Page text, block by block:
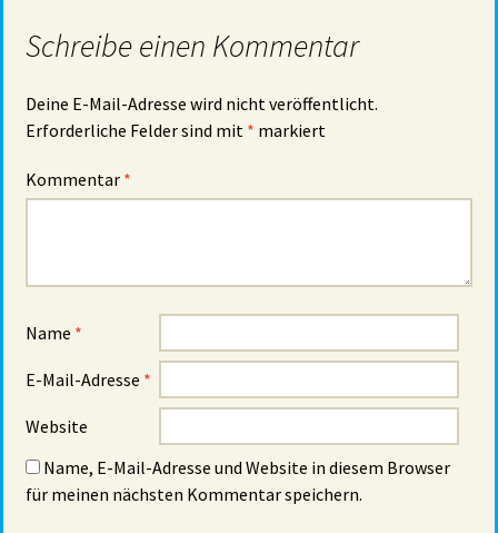
Schreibe einen Kommentar
Deine E-Mail-Adresse wird nicht veröffentlicht.
Erforderliche Felder sind mit * markiert
Kommentar *
Name *
E-Mail-Adresse *
Website
Name, E-Mail-Adresse und Website in diesem Browser
für meinen nächsten Kommentar speichern.